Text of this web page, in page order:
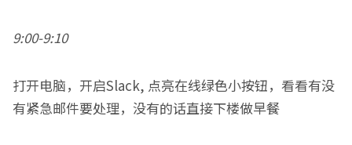
9:00-9:10
打开电脑，开启Slack, 点亮在线绿色小按钮，看看有没
有紧急邮件要处理，没有的话直接下楼做早餐